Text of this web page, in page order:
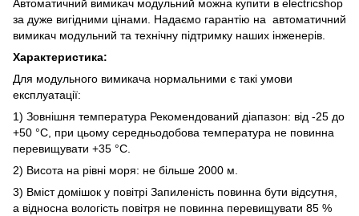
Автоматичний вимикач модульний можна купити в electricshop
за дуже вигідними цінами. Надаємо гарантію на автоматичний
вимикач модульний та технічну підтримку наших інженерів.
Характеристика:
Для модульного вимикача нормальними є такі умови
експлуатації:
1) Зовнішня температура Рекомендований діапазон: від -25 до
+50 °C, при цьому середньодобова температура не повинна
перевищувати +35 °C.
2) Висота на рівні моря: не більше 2000 м.
3) Вміст домішок у повітрі Запиленість повинна бути відсутня,
а відносна вологість повітря не повинна перевищувати 85 %